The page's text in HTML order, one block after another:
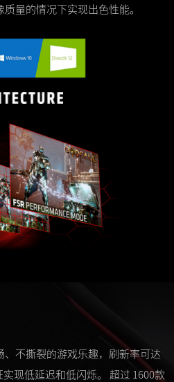
量的情况下实现出色性能。
不撕裂的游戏乐趣，刷新率可达
现低延迟和低闪烁。 超过 1600款